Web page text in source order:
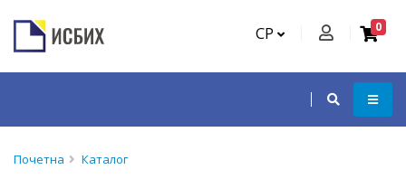
СР 0
Почетна Каталог